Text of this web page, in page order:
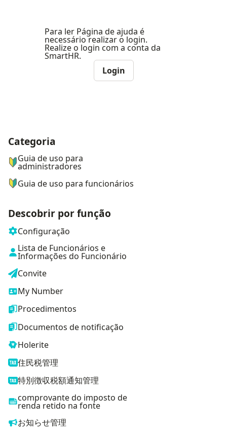
Para ler Página de ajuda é
necessário realizar o login.
Realize o login com a conta da
SmartHR.
Login
ナビゲーションメニュー
Categoria
Guia de uso para
administradores
Guia de uso para funcionários
Descobrir por função
Configuração
Lista de Funcionários e
Informações do Funcionário
Convite
My Number
Procedimentos
Documentos de notificação
Holerite
住民税管理
特別徴収税額通知管理
comprovante do imposto de
renda retido na fonte
お知らせ管理